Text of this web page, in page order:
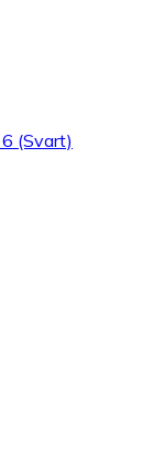
(Svart)